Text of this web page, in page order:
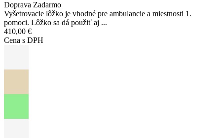
Doprava Zadarmo
Vyšetrovacie lôžko je vhodné pre ambulancie a miestnosti 1.
pomoci. Lôžko sa dá použiť aj ...
410,00 €
Cena s DPH